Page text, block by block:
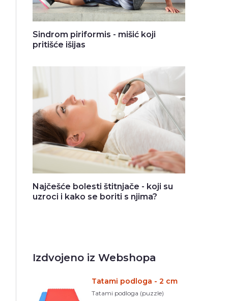
Sindrom piriformis - mišić koji
pritišće išijas
Najčešće bolesti štitnjače - koji su
uzroci i kako se boriti s njima?
Izdvojeno iz Webshopa
Tatami podloga - 2 cm
Tatami podloga (puzzle)